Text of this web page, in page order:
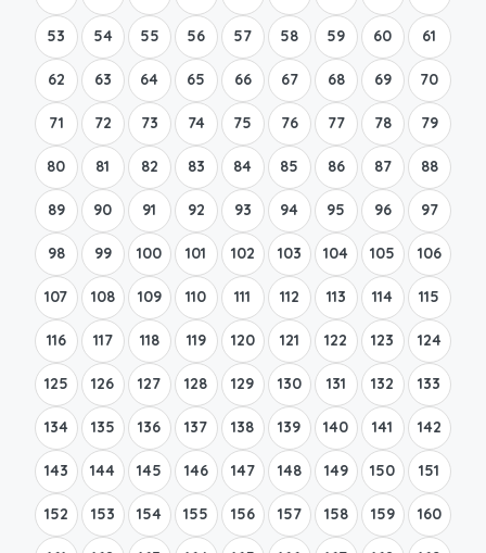
53 54 55 56 57 58 59 60 61
62 63 64 65 66 67 68 69 70
71 72 73 74 75 76 77 78 79
80 81 82 83 84 85 86 87 88
89 90 91 92 93 94 95 96 97
98 99 100 101 102 103 104 105 106
107 108 109 110 111 112 113 114 115
116 117 118 119 120 121 122 123 124
125 126 127 128 129 130 131 132 133
134 135 136 137 138 139 140 141 142
143 144 145 146 147 148 149 150 151
152 153 154 155 156 157 158 159 160